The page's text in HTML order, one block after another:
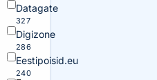
Datagate
327
Digizone
286
Eestipoisid.eu
240